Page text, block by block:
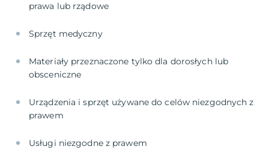
prawa lub rządowe
Sprzęt medyczny
Materiały przeznaczone tylko dla dorosłych lub
Urządzenia i sprzęt używane do celów niezgodnych z